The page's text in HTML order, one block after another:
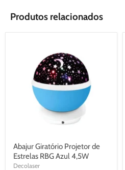
Produtos relacionados
Abajur Giratório Projetor de
Estrelas RBG Azul 4,5W
Decolaser